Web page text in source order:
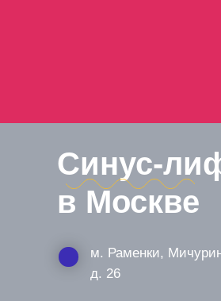
Синус-
в Москве
м. Раменки,
д. 26